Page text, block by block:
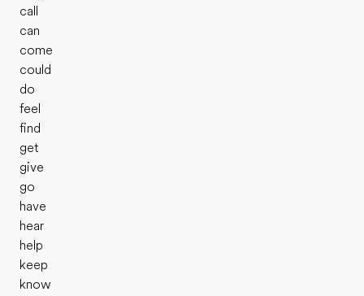
call
can
come
could
do
feel
find
get
give
go
have
hear
help
keep
know